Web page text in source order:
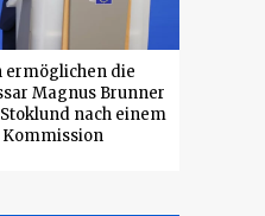
ermöglichen die
Magnus Brunner
nach einem
Kommission